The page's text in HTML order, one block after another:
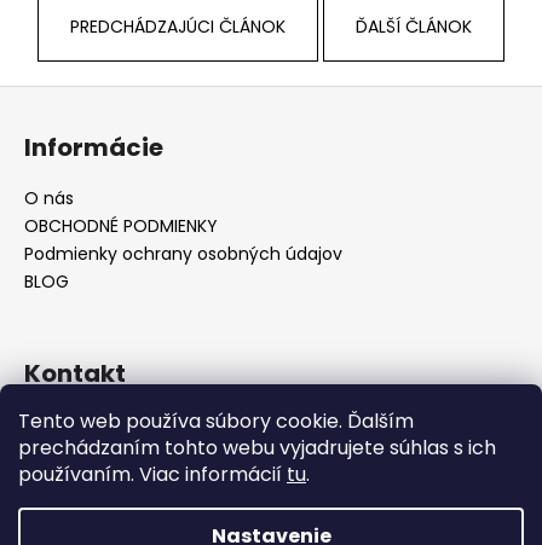
Tento web používa súbory cookie. Ďalším
prechádzaním tohto webu vyjadrujete súhlas s ich
používaním. Viac informácií tu.
Nastavenie
PREDCHÁDZAJÚCI ČLÁNOK ĎALŠÍ ČLÁNOK
Z
Informácie
O nás
OBCHODNÉ PODMIENKY
Podmienky ochrany osobných údajov
BLOG
Kontakt
info@hoodiny.sk
+421 905 356 201
Tento web používa súbory cookie na analytické a